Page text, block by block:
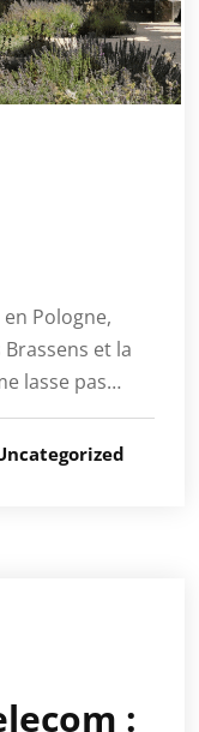
Pologne,
et la
lasse pas…
: